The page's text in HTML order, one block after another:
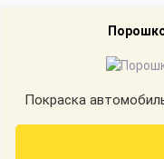
Покраска